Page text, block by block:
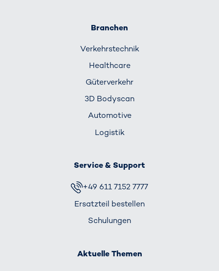
Branchen
Verkehrs­technik
Healthcare
Güterverkehr
3D Bodyscan
Automotive
Logistik
Service & Support
+49 611 7152 7777
Ersatzteil bestellen
Schulungen
Aktuelle Themen